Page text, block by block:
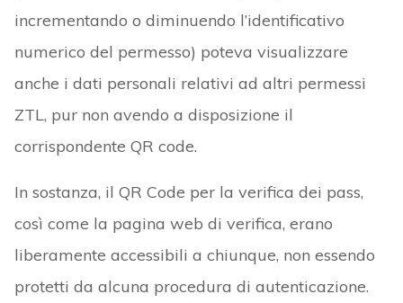
incrementando o diminuendo l’identificativo
numerico del permesso) poteva visualizzare
anche i dati personali relativi ad altri permessi
ZTL, pur non avendo a disposizione il
corrispondente QR code.
In sostanza, il QR Code per la verifica dei pass,
così come la pagina web di verifica, erano
liberamente accessibili a chiunque, non essendo
protetti da alcuna procedura di autenticazione.